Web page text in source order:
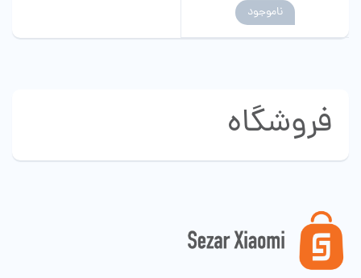
ناموجود
فروشگاه